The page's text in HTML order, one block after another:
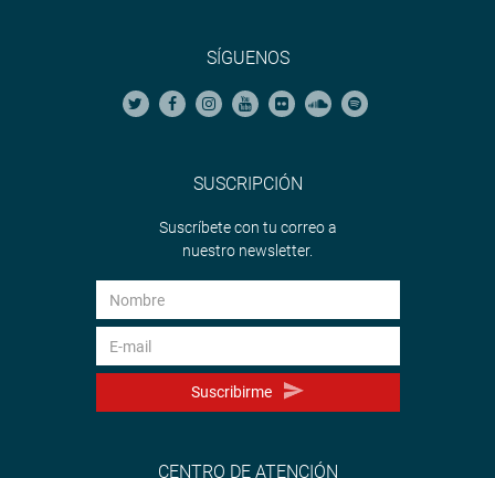
SÍGUENOS
SUSCRIPCIÓN
Suscríbete con tu correo a
nuestro newsletter.
Suscribirme
CENTRO DE ATENCIÓN